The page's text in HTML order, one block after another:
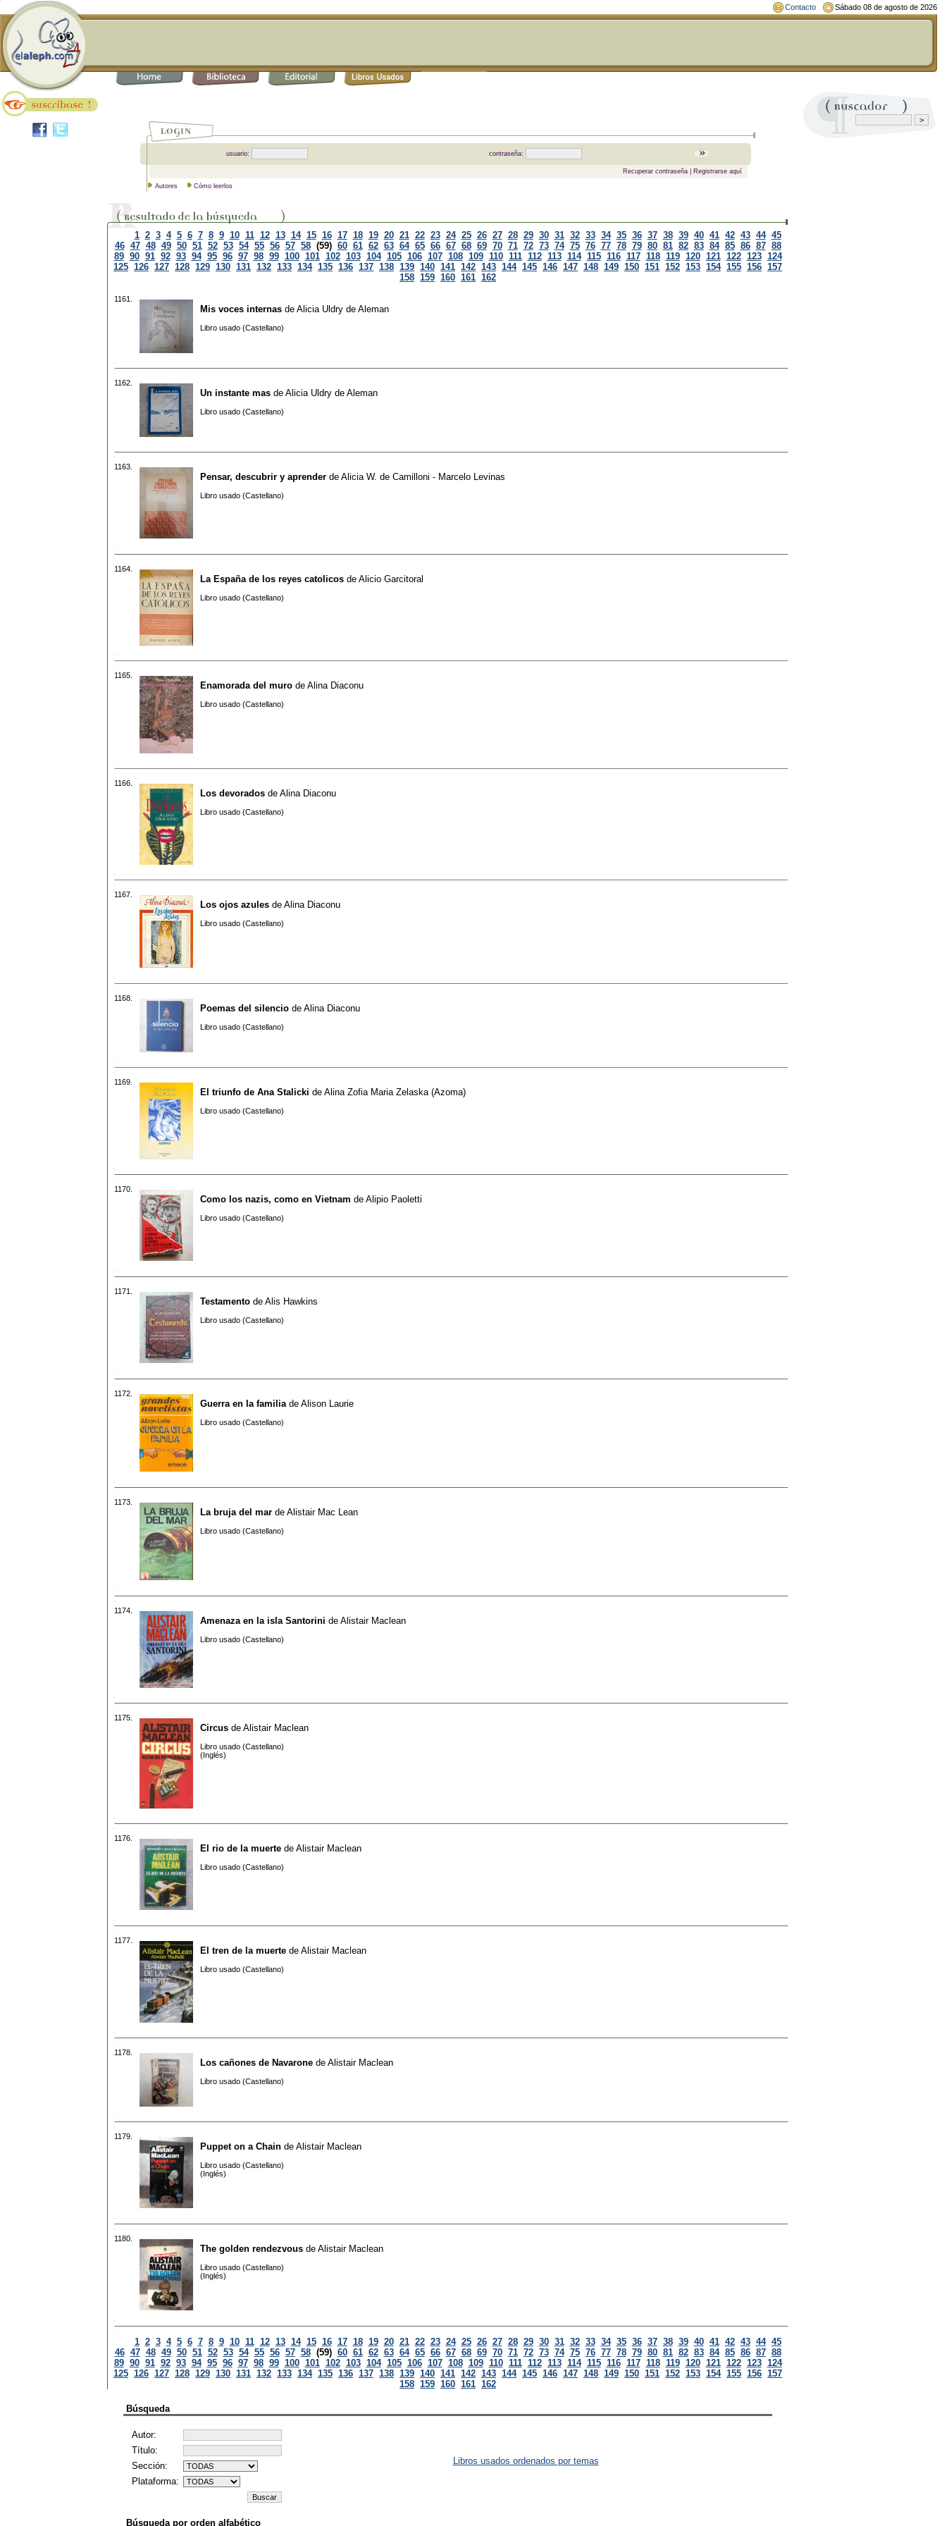
Contacto Sábado 08 de agosto de 2026
usuario: contraseña:
Recuperar contraseña| Registrarse aquí
Autores Cómo leerlos
1 2 3 4 5 6 7 8 9 10 11 12 13 14 15 16 17 18 19 20 21 22 23 24 25 26 27 28 29 30 31 32 33 34 35 36 37 38 39 40 41 42 43 44 45
46 47 48 49 50 51 52 53 54 55 56 57 58 (59) 60 61 62 63 64 65 66 67 68 69 70 71 72 73 74 75 76 77 78 79 80 81 82 83 84 85 86 87 88
89 90 91 92 93 94 95 96 97 98 99 100 101 102 103 104 105 106 107 108 109 110 111 112 113 114 115 116 117 118 119 120 121 122 123 124
125 126 127 128 129 130 131 132 133 134 135 136 137 138 139 140 141 142 143 144 145 146 147 148 149 150 151 152 153 154 155 156 157
158 159 160 161 162
1161.
Mis voces internas de Alicia Uldry de Aleman
Libro usado (Castellano)
1162.
Un instante mas de Alicia Uldry de Aleman
Libro usado (Castellano)
1163.
Pensar, descubrir y aprender de Alicia W. de Camilloni - Marcelo Levinas
Libro usado (Castellano)
1164.
La España de los reyes catolicos de Alicio Garcitoral
Libro usado (Castellano)
1165.
Enamorada del muro de Alina Diaconu
Libro usado (Castellano)
1166.
Los devorados de Alina Diaconu
Libro usado (Castellano)
1167.
Los ojos azules de Alina Diaconu
Libro usado (Castellano)
1168.
Poemas del silencio de Alina Diaconu
Libro usado (Castellano)
1169.
El triunfo de Ana Stalicki de Alina Zofia Maria Zelaska (Azoma)
Libro usado (Castellano)
1170.
Como los nazis, como en Vietnam de Alipio Paoletti
Libro usado (Castellano)
1171.
Testamento de Alis Hawkins
Libro usado (Castellano)
1172.
Guerra en la familia de Alison Laurie
Libro usado (Castellano)
1173.
La bruja del mar de Alistair Mac Lean
Libro usado (Castellano)
1174.
Amenaza en la isla Santorini de Alistair Maclean
Libro usado (Castellano)
1175.
Circus de Alistair Maclean
Libro usado (Castellano)
(Inglés)
1176.
El rio de la muerte de Alistair Maclean
Libro usado (Castellano)
1177.
El tren de la muerte de Alistair Maclean
Libro usado (Castellano)
1178.
Los cañones de Navarone de Alistair Maclean
Libro usado (Castellano)
1179.
Puppet on a Chain de Alistair Maclean
Libro usado (Castellano)
(Inglés)
1180.
The golden rendezvous de Alistair Maclean
Libro usado (Castellano)
(Inglés)
1 2 3 4 5 6 7 8 9 10 11 12 13 14 15 16 17 18 19 20 21 22 23 24 25 26 27 28 29 30 31 32 33 34 35 36 37 38 39 40 41 42 43 44 45
46 47 48 49 50 51 52 53 54 55 56 57 58 (59) 60 61 62 63 64 65 66 67 68 69 70 71 72 73 74 75 76 77 78 79 80 81 82 83 84 85 86 87 88
89 90 91 92 93 94 95 96 97 98 99 100 101 102 103 104 105 106 107 108 109 110 111 112 113 114 115 116 117 118 119 120 121 122 123 124
125 126 127 128 129 130 131 132 133 134 135 136 137 138 139 140 141 142 143 144 145 146 147 148 149 150 151 152 153 154 155 156 157
158 159 160 161 162
Búsqueda
Autor:
Título:
Sección:
Plataforma:
Libros usados ordenados por temas
Búsqueda por orden alfabético